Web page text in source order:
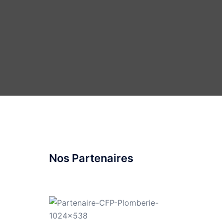
Nos Partenaires